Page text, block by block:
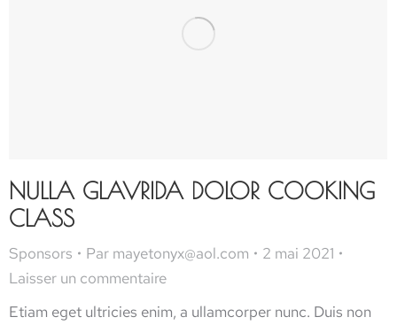
NULLA GLAVRIDA DOLOR COOKING
CLASS
Sponsors Par mayetonyx@aol.com
2 mai 2021
Laisser un commentaire
Etiam eget ultricies enim, a ullamcorper nunc. Duis non